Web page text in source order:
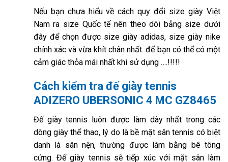
Nếu bạn chưa hiểu về cách quy đổi size giày Việt
Nam ra size Quốc tế nên theo dõi bảng size dưới
đây để chọn được size giày adidas, size giày nike
chính xác và vừa khít chân nhất. để bạn có thể có một
cảm giác thỏa mái nhất khi sử dụng ….!!!!!
Cách kiểm tra đế giày tennis
ADIZERO UBERSONIC 4 MC GZ8465
Đế giày tennis luôn được làm dày nhất trong các
dòng giày thể thao, lý do là bề mặt sân tennis có biệt
danh là sân nện, thường được làm bằng bê tông
cứng. Đế giày tennis sẽ tiếp xúc với mặt sân làm